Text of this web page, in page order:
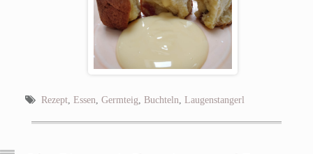
Rezept, Essen Germteig Buchteln Laugenstangerl